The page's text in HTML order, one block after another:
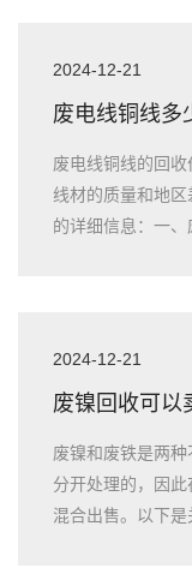
2024-12-21
废电线铜线多
废电线铜线的回收
线材的质量和地
的详细信息：一
2024-12-21
废镍回收可以
废镍和废铁是两
分开处理的，因
混合出售。以下